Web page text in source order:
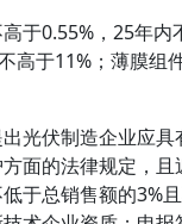
于0.55%，25年
高于11%；薄膜组
光伏制造企业应
面的法律规定，
于总销售额的3%